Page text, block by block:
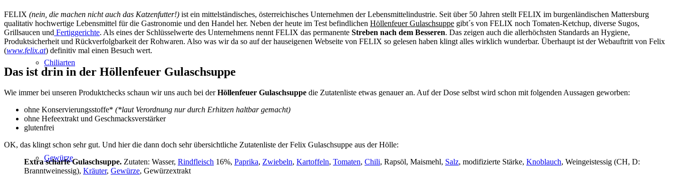
Chiliarten
Gewürze
FELIX (nein, die machen nicht auch das Katzenfutter!) ist ein mittelständisches, österreichisches Unternehmen der Lebensmittelindustrie. Seit über 50 Jahren stellt FELIX im burgenländischen Mattersburg
qualitativ hochwertige Lebensmittel für die Gastronomie und den Handel her. Neben der heute im Test befindlichen Höllenfeuer Gulaschsuppe gibt´s von FELIX noch Tomaten-Ketchup, diverse Sugos,
Grillsaucen und Fertiggerichte. Als eines der Schlüsselwerte des Unternehmens nennt FELIX das permanente Streben nach dem Besseren. Das zeigen auch die allerhöchsten Standards an Hygiene,
Produktsicherheit und Rückverfolgbarkeit der Rohwaren. Also was wir da so auf der hauseigenen Webseite von FELIX so gelesen haben klingt alles wirklich wunderbar. Überhaupt ist der Webauftritt von Felix
(www.felix.at) definitiv mal einen Besuch wert.
Das ist drin in der Höllenfeuer Gulaschsuppe
Wie immer bei unseren Produktchecks schaun wir uns auch bei derHöllenfeuer Gulaschsuppe die Zutatenliste etwas genauer an. Auf der Dose selbst wird schon mit folgenden Aussagen geworben:
ohne Konservierungsstoffe* (*laut Verordnung nur durch Erhitzen haltbar gemacht)
ohne Hefeextrakt und Geschmacksverstärker
glutenfrei
OK, das klingt schon sehr gut. Und hier die dann doch sehr übersichtliche Zutatenliste der Felix Gulaschsuppe aus der Hölle:
Extra scharfe Gulaschsuppe. Zutaten: Wasser, Rindfleisch 16%, Paprika, Zwiebeln, Kartoffeln, Tomaten, Chili, Rapsöl, Maismehl, Salz, modifizierte Stärke, Knoblauch, Weingeistessig (CH, D:
Branntweinessig), Kräuter, Gewürze, Gewürzextrakt